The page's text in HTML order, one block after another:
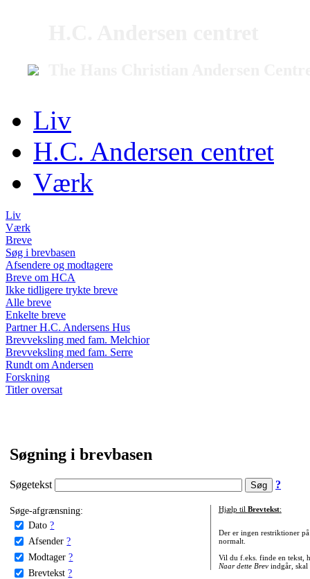
Liv
H.C. Andersen centret
Værk
Liv
Værk
Breve
Søg i brevbasen
Afsendere og modtagere
Breve om HCA
Ikke tidligere trykte breve
Alle breve
Enkelte breve
Partner H.C. Andersens Hus
Brevveksling med fam. Melchior
Brevveksling med fam. Serre
Rundt om Andersen
Forskning
Titler oversat
Søgning i brevbasen
Søgetekst ?
Søge-afgrænsning:
Dato ?
Afsender ?
Modtager ?
Brevtekst ?
Hjælp til Brevtekst:
Der er ingen restriktioner
normalt.
Vil du f.eks. finde en tekst,
Naar dette Brevindgår, skal